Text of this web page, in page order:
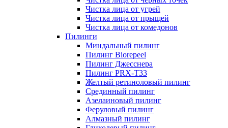
Чистка лица от угрей
Чистка лица от прыщей
Чистка лица от комедонов
Пилинги
Миндальный пилинг
Пилинг Biorepeel
Пилинг Джесснера
Пилинг PRX-T33
Желтый ретиноловый пилинг
Срединный пилинг
Азелаиновый пилинг
Феруловый пилинг
Алмазный пилинг